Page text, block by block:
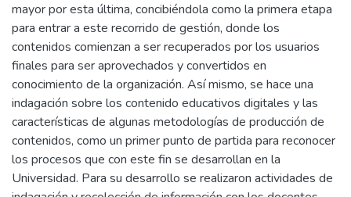
mayor por esta última, concibiéndola como la primera etapa
para entrar a este recorrido de gestión, donde los
contenidos comienzan a ser recuperados por los usuarios
finales para ser aprovechados y convertidos en
conocimiento de la organización. Así mismo, se hace una
indagación sobre los contenido educativos digitales y las
características de algunas metodologías de producción de
contenidos, como un primer punto de partida para reconocer
los procesos que con este fin se desarrollan en la
Universidad. Para su desarrollo se realizaron actividades de